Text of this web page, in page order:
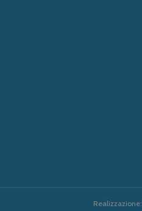
Realizzazione: